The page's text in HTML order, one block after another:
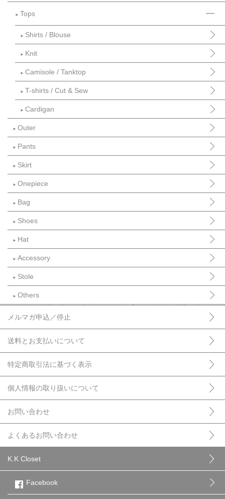
► Tops
► Shirts / Blouse
► Knit
► Camisole / Tanktop
► T-shirts / Cut & Sew
► Cardigan
► Outer
► Pants
► Skirt
► Onepiece
► Bag
► Shoes
► Hat
► Accessory
► Stole
► Others
メルマガ申込／停止
送料とお支払いについて
特定商取引法に基づく表示
個人情報の取り扱いについて
お問い合わせ
よくあるお問い合わせ
K.K Closet
Facebook